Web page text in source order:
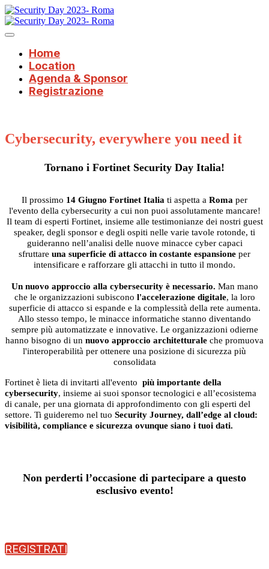
Home
Location
Agenda & Sponsor
Registrazione
Cybersecurity, everywhere you need it
Tornano i Fortinet Security Day Italia!
Il prossimo 14 Giugno Fortinet Italia ti aspetta a Roma per
l'evento della cybersecurity a cui non puoi assolutamente mancare!
Il team di esperti Fortinet, insieme alle testimonianze dei nostri guest
speaker, degli sponsor e degli ospiti nelle varie tavole rotonde, ti
guideranno nell’analisi delle nuove minacce cyber capaci
sfruttare una superficie di attacco in costante espansione per
intensificare e rafforzare gli attacchi in tutto il mondo.
Un nuovo approccio alla cybersecurity è necessario. Man mano
che le organizzazioni subiscono l'accelerazione digitale, la loro
superficie di attacco si espande e la complessità della rete aumenta.
Allo stesso tempo, le minacce informatiche stanno diventando
sempre più automatizzate e innovative. Le organizzazioni odierne
hanno bisogno di un nuovo approccio architetturale che promuova
l'interoperabilità per ottenere una posizione di sicurezza più
consolidata
Fortinet è lieta di invitarti all'evento più importante della
cybersecurity, insieme ai suoi sponsor tecnologici e all’ecosistema
di canale, per una giornata di approfondimento con gli esperti del
settore. Ti guideremo nel tuo Security Journey, dall’edge al cloud:
visibilità, compliance e sicurezza ovunque siano i tuoi dati.
Non perderti l’occasione di partecipare a questo
esclusivo evento!
REGISTRATI